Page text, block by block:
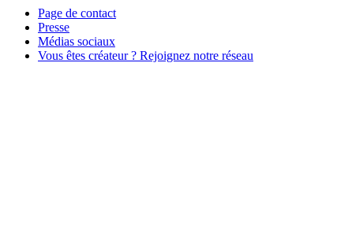
Page de contact
Presse
Médias sociaux
Vous êtes créateur ? Rejoignez notre réseau